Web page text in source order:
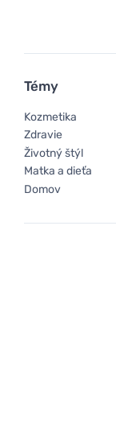
Témy
Kozmetika
Zdravie
Životný štýl
Matka a dieťa
Domov